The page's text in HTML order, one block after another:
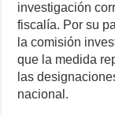
investigación
fiscalía. Por su
la comisión
que la medida
las
nacional.